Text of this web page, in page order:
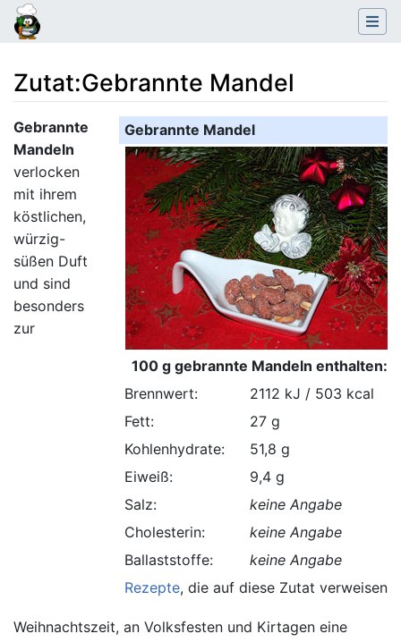
Zutat:Gebrannte Mandel
Wechseln zu: Navigation,Suche
Gebrannte Mandel
100 g gebrannte Mandeln enthalten:
Brennwert:
2112 kJ / 503 kcal
Fett:
27 g
Kohlenhydrate:
51,8 g
Eiweiß:
9,4 g
Salz:
keine Angabe
Cholesterin:
keine Angabe
Ballaststoffe:
keine Angabe
Rezepte, die auf diese Zutat verweisen.
Gebrannte
Mandeln
verlocken
mit ihrem
köstlichen,
würzig-
süßen Duft
und sind
besonders
zur
Weihnachtszeit, an Volksfesten und Kirtagen eine